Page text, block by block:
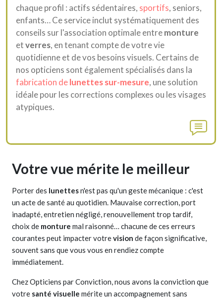
chaque profil : actifs sédentaires, sportifs, seniors,
enfants… Ce service inclut systématiquement des
conseils sur l'association optimale entremonture
etverres, en tenant compte de votre vie
quotidienne et de vos besoins visuels. Certains de
nos opticiens sont également spécialisés dans la
fabrication delunettes sur-mesure, une solution
idéale pour les corrections complexes ou les visages
atypiques.
Votre vue mérite le meilleur
Porter des lunettesn'est pas qu'un geste mécanique : c'est
un acte de santé au quotidien. Mauvaise correction, port
inadapté, entretien négligé, renouvellement trop tardif,
choix de monture mal raisonné… chacune de ces erreurs
courantes peut impacter votrevision de façon significative,
souvent sans que vous vous en rendiez compte
immédiatement.
Chez Opticiens par Conviction, nous avons la conviction que
votre santé visuelle mérite un accompagnement sans